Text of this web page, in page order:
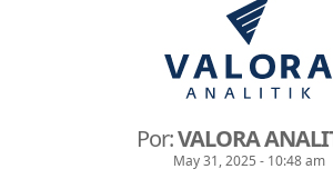
Por:VALORA
May 31, 2025 - 10:48 am